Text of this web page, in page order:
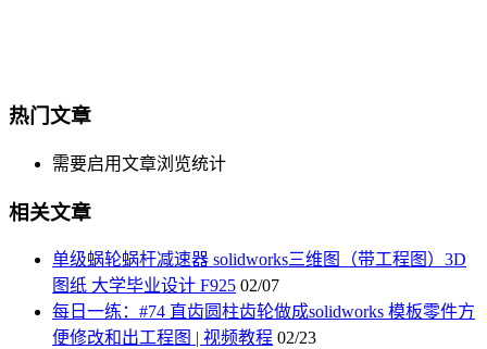
热门文章
需要启用文章浏览统计
相关文章
单级蜗轮蜗杆减速器 solidworks三维图（带工程图）3D
图纸 大学毕业设计 F925 02/07
每日一练：#74 直齿圆柱齿轮做成solidworks 模板零件方
便修改和出工程图 | 视频教程 02/23